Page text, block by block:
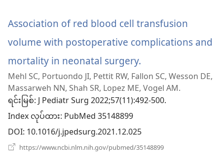
တယ်)
နေ
တယ်)
Association of red blood cell transfusion
volume with postoperative complications and
mortality in neonatal surgery.
အသစ်
ဖွ
နေ
ပါ
Mehl SC, Portuondo JI, Pettit RW, Fallon SC, Wesson DE,
Massarweh NN, Shah SR, Lopez ME, Vogel AM.
ရင်းမြစ်‎: J Pediatr Surg 2022;57(11):492-500.
Index လုပ်ထား‎: PubMed 35148899
DOI‎: 10.1016/j.jpedsurg.2021.12.025
https://www.ncbi.nlm.nih.gov/pubmed/35148899